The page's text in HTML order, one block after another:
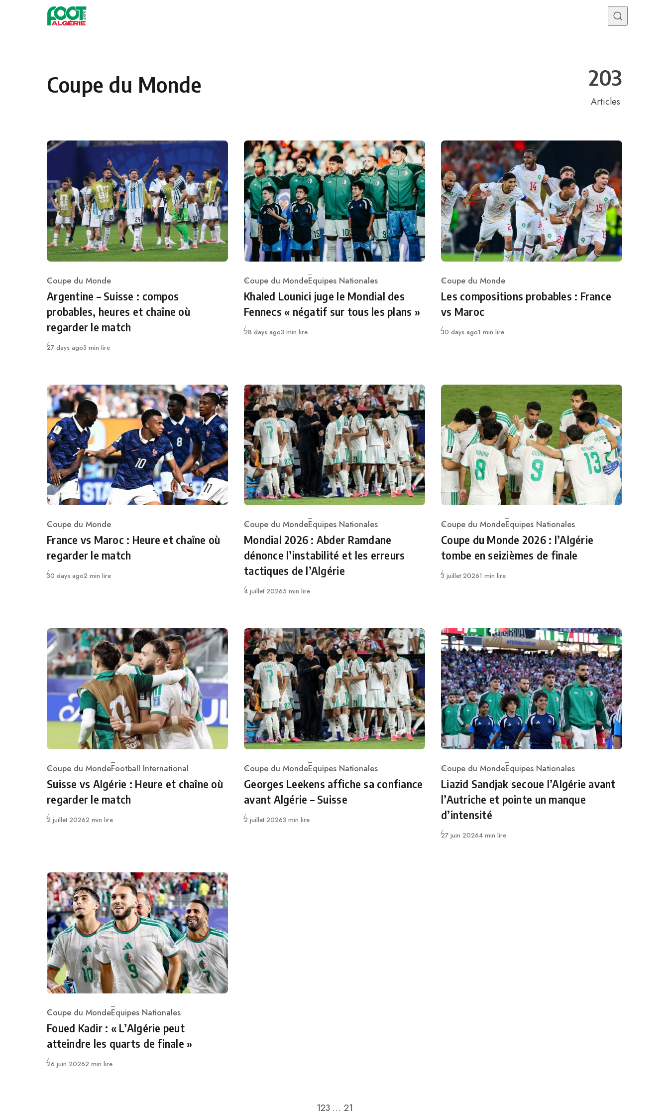
Skip to content
Coupe du Monde 203
Articles
Category
Coupe du Monde
Argentine – Suisse : compos
probables, heures et chaîne où
regarder le match
Publié
27 days ago3 min lire
Category
Coupe du MondeEquipes Nationales
Khaled Lounici juge le Mondial des
Fennecs « négatif sur tous les plans »
Publié
28 days ago3 min lire
Category
Coupe du Monde
Les compositions probables : France
vs Maroc
Publié
30 days ago1 min lire
Category
Coupe du Monde
France vs Maroc : Heure et chaîne où
regarder le match
Publié
30 days ago2 min lire
Category
Coupe du MondeEquipes Nationales
Mondial 2026 : Abder Ramdane
dénonce l’instabilité et les erreurs
tactiques de l’Algérie
Publié
4 juillet 20265 min lire
Category
Coupe du MondeEquipes Nationales
Coupe du Monde 2026 : l’Algérie
tombe en seizièmes de finale
Publié
3 juillet 20261 min lire
Category
Coupe du MondeFootball International
Suisse vs Algérie : Heure et chaîne où
regarder le match
Publié
2 juillet 20262 min lire
Category
Coupe du MondeEquipes Nationales
Georges Leekens affiche sa confiance
avant Algérie – Suisse
Publié
2 juillet 20263 min lire
Category
Coupe du MondeEquipes Nationales
Liazid Sandjak secoue l’Algérie avant
l’Autriche et pointe un manque
d’intensité
Publié
27 juin 20264 min lire
Category
Coupe du MondeEquipes Nationales
Foued Kadir : « L’Algérie peut
atteindre les quarts de finale »
Publié
26 juin 20262 min lire
123 … 21Passer à la page suivante